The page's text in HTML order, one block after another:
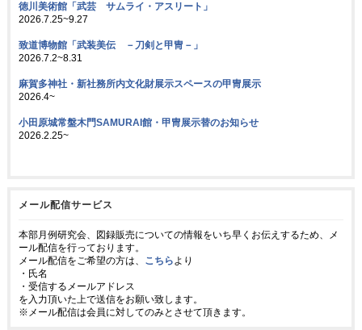
徳川美術館「武芸 サムライ・アスリート」
2026.7.25~9.27
致道博物館「武装美伝 －刀剣と甲冑－」
2026.7.2~8.31
麻賀多神社・新社務所内文化財展示スペースの甲冑展示
2026.4~
小田原城常盤木門SAMURAI館・甲冑展示替のお知らせ
2026.2.25~
メール配信サービス
本部月例研究会、図録販売についての情報をいち早くお伝えするため、メ
ール配信を行っております。
メール配信をご希望の方は、 こちらより
・氏名
・受信するメールアドレス
を入力頂いた上で送信をお願い致します。
※メール配信は会員に対してのみとさせて頂きます。